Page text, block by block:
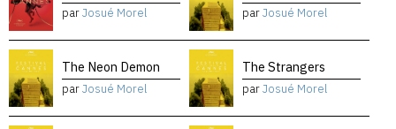
parJosué Morel parJosué Morel
The Neon Demon
parJosué Morel
The Strangers
parJosué Morel